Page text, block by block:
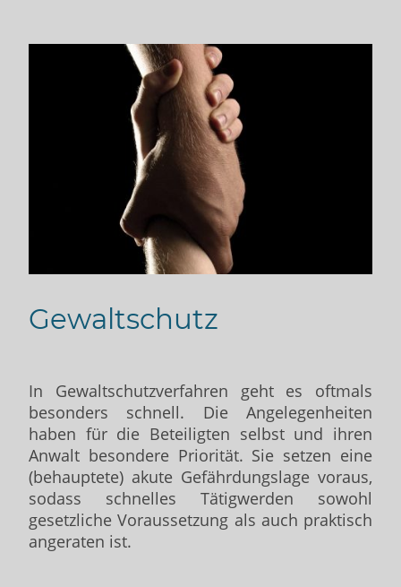
Gewaltschutz
In Gewaltschutzverfahren geht es oftmals
besonders schnell. Die Angelegenheiten
haben für die Beteiligten selbst und ihren
Anwalt besondere Priorität. Sie setzen eine
(behauptete) akute Gefährdungslage voraus,
sodass schnelles Tätigwerden sowohl
gesetzliche Voraussetzung als auch praktisch
angeraten ist.